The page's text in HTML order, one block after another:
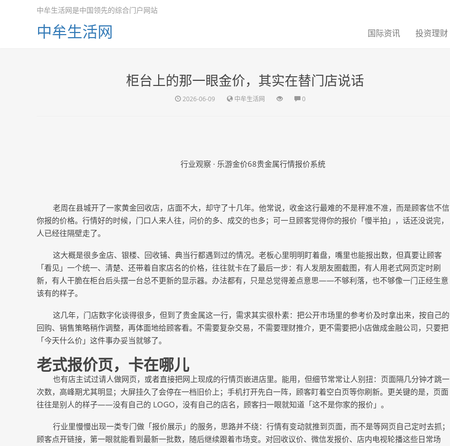
中牟生活网是中国领先的综合门户网站
中牟生活网 国际资讯 投资理财
柜台上的那一眼金价，其实在替门店说话
2026-06-09 中牟生活网 0
行业观察 · 乐游金价68贵金属行情报价系统
老周在县城开了一家黄金回收店，店面不大，却守了十几年。他常说，收金这行最难的不是秤准不准，而是顾客信不信
你报的价格。行情好的时候，门口人来人往，问价的多、成交的也多；可一旦顾客觉得你的报价「慢半拍」，话还没说完，
人已经往隔壁走了。
这大概是很多金店、银楼、回收铺、典当行都遇到过的情况。老板心里明明盯着盘，嘴里也能报出数，但真要让顾客
「看见」一个统一、清楚、还带着自家店名的价格，往往就卡在了最后一步：有人发朋友圈截图，有人用老式网页定时刷
新，有人干脆在柜台后头摆一台总不更新的显示器。办法都有，只是总觉得差点意思——不够利落，也不够像一门正经生意
该有的样子。
这几年，门店数字化谈得很多，但到了贵金属这一行，需求其实很朴素：把公开市场里的参考价及时拿出来，按自己的
回购、销售策略稍作调整，再体面地给顾客看。不需要复杂交易，不需要理财推介，更不需要把小店做成金融公司，只要把
「今天什么价」这件事办妥当就够了。
老式报价页，卡在哪儿
也有店主试过请人做网页，或者直接把网上现成的行情页嵌进店里。能用，但细节常常让人别扭：页面隔几分钟才跳一
次数，高峰期尤其明显；大屏挂久了会停在一档旧价上；手机打开先白一阵，顾客盯着空白页等你刷新。更关键的是，页面
往往是别人的样子——没有自己的 LOGO，没有自己的店名，顾客扫一眼就知道「这不是你家的报价」。
行业里慢慢出现一类专门做「报价展示」的服务，思路并不绕：行情有变动就推到页面，而不是等网页自己定时去抓；
顾客点开链接，第一眼就能看到最新一批数，随后继续跟着市场变。对回收议价、微信发报价、店内电视轮播这些日常场